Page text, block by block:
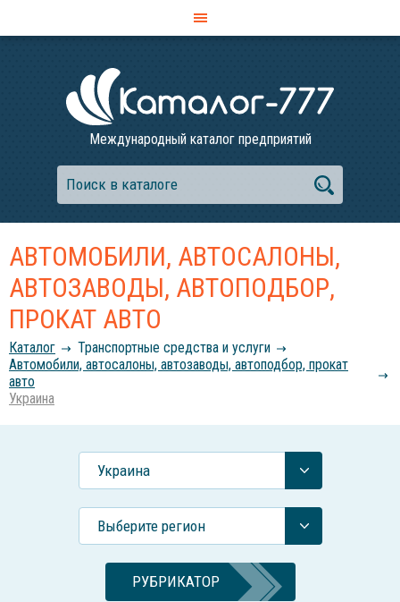
Международный каталог предприятий
АВТОМОБИЛИ, АВТОСАЛОНЫ,
АВТОЗАВОДЫ, АВТОПОДБОР,
ПРОКАТ АВТО
Каталог
Транспортные средства и услуги
Автомобили, автосалоны, автозаводы, автоподбор, прокат
авто
Украина
Украина
Выберите регион
РУБРИКАТОР